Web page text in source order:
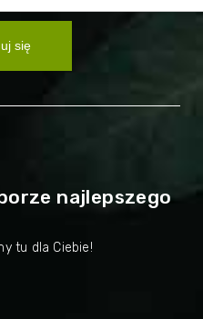
się
najlepszego